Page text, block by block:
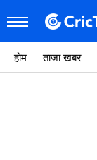
होम ताजा खबर